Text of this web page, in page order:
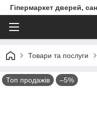
Гіпермаркет дверей,
Товари та послуги
Топ продажів –5%